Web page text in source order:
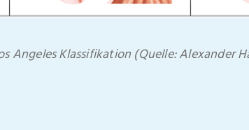
Angeles Klassifikation (Quelle: Alexander